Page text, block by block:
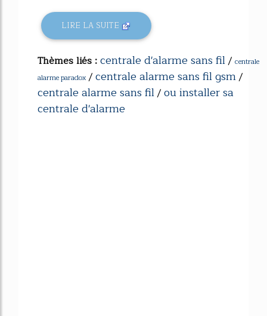
LIRE LA SUITE
Thèmes liés :centrale d'alarme sans fil/ centrale
alarme paradox /centrale alarme sans fil gsm/
centrale alarme sans fil/ou installer sa
centrale d'alarme